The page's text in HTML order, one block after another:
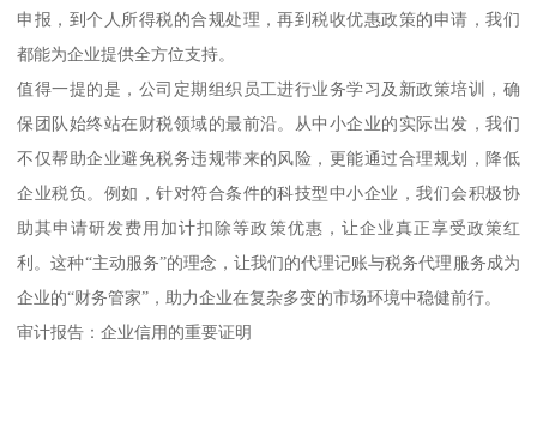
申报，到个人所得税的合规处理，再到税收优惠政策的申请，我们
都能为企业提供全方位支持。
值得一提的是，公司定期组织员工进行业务学习及新政策培训，确
保团队始终站在财税领域的最前沿。从中小企业的实际出发，我们
不仅帮助企业避免税务违规带来的风险，更能通过合理规划，降低
企业税负。例如，针对符合条件的科技型中小企业，我们会积极协
助其申请研发费用加计扣除等政策优惠，让企业真正享受政策红
利。这种“主动服务”的理念，让我们的代理记账与税务代理服务成为
企业的“财务管家”，助力企业在复杂多变的市场环境中稳健前行。
审计报告：企业信用的重要证明